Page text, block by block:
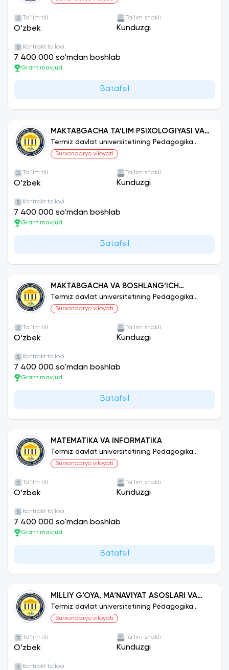
Ta'lim tili
O‘zbek
Ta'lim shakli
Kunduzgi
Kontrakt to'lovi
7 400 000 so'mdan boshlab
Grant mavjud
Batafsil
MAKTABGACHA TA‘LIM PSIXOLOGIYASI VA
PEDAGOGIKASI
Termiz davlat universitetining Pedagogika
instituti
Surxondaryo viloyati
Ta'lim tili
O‘zbek
Ta'lim shakli
Kunduzgi
Kontrakt to'lovi
7 400 000 so'mdan boshlab
Grant mavjud
Batafsil
MAKTABGACHA VA BOSHLANG‘ICH
TA‘LIMDA XORIJIY TIL: INGLIZ TILI
Termiz davlat universitetining Pedagogika
instituti
Surxondaryo viloyati
Ta'lim tili
O‘zbek
Ta'lim shakli
Kunduzgi
Kontrakt to'lovi
7 400 000 so'mdan boshlab
Grant mavjud
Batafsil
MATEMATIKA VA INFORMATIKA
Termiz davlat universitetining Pedagogika
instituti
Surxondaryo viloyati
Ta'lim tili
O‘zbek
Ta'lim shakli
Kunduzgi
Kontrakt to'lovi
7 400 000 so'mdan boshlab
Grant mavjud
Batafsil
MILLIY G‘OYA, MA‘NAVIYAT ASOSLARI VA
HUQUQ TA‘LIMI
Termiz davlat universitetining Pedagogika
instituti
Surxondaryo viloyati
Ta'lim tili
O‘zbek
Ta'lim shakli
Kunduzgi
Kontrakt to'lovi